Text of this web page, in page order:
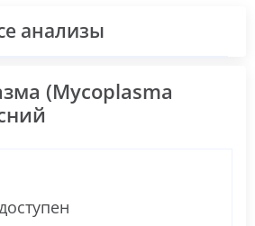
анализы
(Mycoplasma